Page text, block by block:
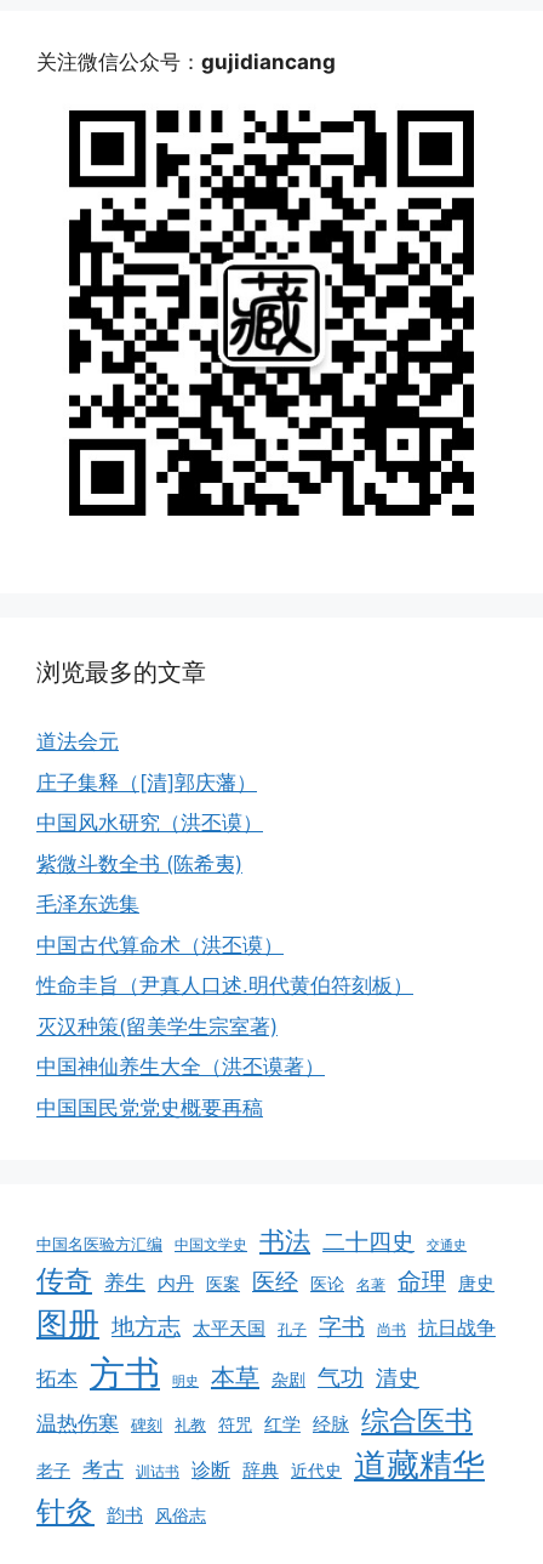
关注微信公众号： gujidiancang
浏览最多的文章
道法会元
庄子集释（[清]郭庆藩）
中国风水研究（洪丕谟）
紫微斗数全书 (陈希夷)
毛泽东选集
中国古代算命术（洪丕谟）
性命圭旨（尹真人口述.明代黄伯符刻板）
灭汉种策(留美学生宗室著)
中国神仙养生大全（洪丕谟著）
中国国民党党史概要再稿
中国名医验方汇编 中国文学史 书法 二十四史 交通史
传奇 养生 内丹 医案 医经 医论 名著 命理 唐史
图册 地方志 太平天国 孔子 字书 尚书 抗日战争
拓本 方书 明史 本草 杂剧 气功 清史
温热伤寒 碑刻 礼教 符咒 红学 经脉 综合医书
老子 考古 训诂书 诊断 辞典 近代史 道藏精华
针灸 韵书 风俗志